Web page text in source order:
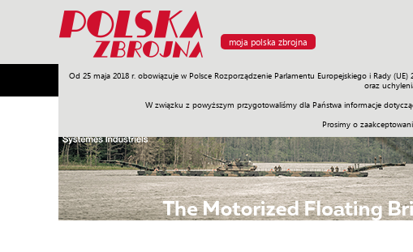
moja polska zbrojna
Od 25 maja 2018 r. obowiązuje w Polsce Rozporządzenie Parlamentu Europejskiego i Rady
oraz
W związku z powyższym przygotowaliśmy dla Państwa informacje
Prosimy o
Armia Poligon Sprzęt Misje Polityka Prawo Świat